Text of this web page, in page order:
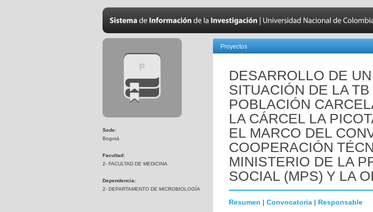
Sede:
Bogotá
Facultad:
2- FACULTAD DE MEDICINA
Dependencia:
2- DEPARTAMENTO DE MICROBIOLOGÍA
Proyectos
DESARROLLO DE
SITUACIÓN DE LA
POBLACIÓN
LA CÁRCEL LA
EL MARCO DEL
COOPERACIÓN
MINISTERIO DE LA
SOCIAL (MPS) Y LA
Resumen | Convocatoria | Responsable